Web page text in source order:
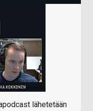
lähetetään